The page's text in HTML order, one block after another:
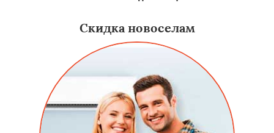
Скидка новоселам